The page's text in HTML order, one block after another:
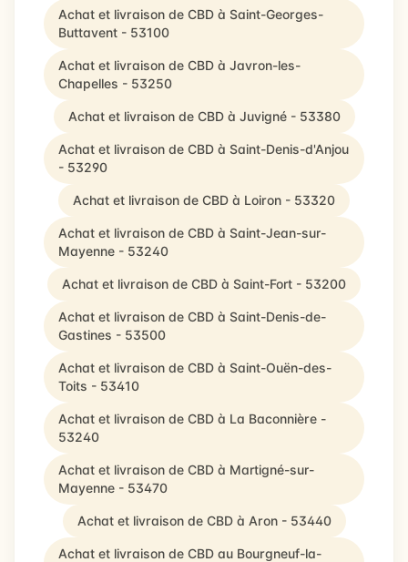
Achat et livraison de CBD à Saint-Georges-
Buttavent - 53100
Achat et livraison de CBD à Javron-les-
Chapelles - 53250
Achat et livraison de CBD à Juvigné - 53380
Achat et livraison de CBD à Saint-Denis-d'Anjou
- 53290
Achat et livraison de CBD à Loiron - 53320
Achat et livraison de CBD à Saint-Jean-sur-
Mayenne - 53240
Achat et livraison de CBD à Saint-Fort - 53200
Achat et livraison de CBD à Saint-Denis-de-
Gastines - 53500
Achat et livraison de CBD à Saint-Ouën-des-
Toits - 53410
Achat et livraison de CBD à La Baconnière -
53240
Achat et livraison de CBD à Martigné-sur-
Mayenne - 53470
Achat et livraison de CBD à Aron - 53440
Achat et livraison de CBD au Bourgneuf-la-